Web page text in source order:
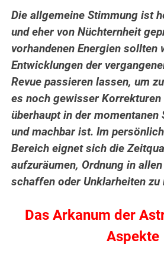
Die allgemeine Stimmung ist
und eher von Nüchternheit
vorhandenen Energien sollten
Entwicklungen der
Revue passieren lassen, um
es noch gewisser Korrekturen
überhaupt in der
und machbar ist. Im
Bereich eignet sich die
aufzuräumen, Ordnung in
schaffen oder Unklarheiten zu
Das Arkanum der
Aspekte